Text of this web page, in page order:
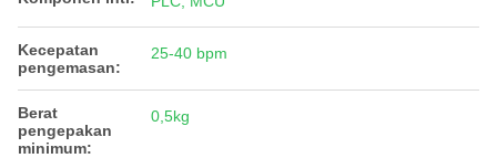
Kecepatan
pengemasan:
25-40 bpm
Berat
pengepakan
minimum:
0,5kg